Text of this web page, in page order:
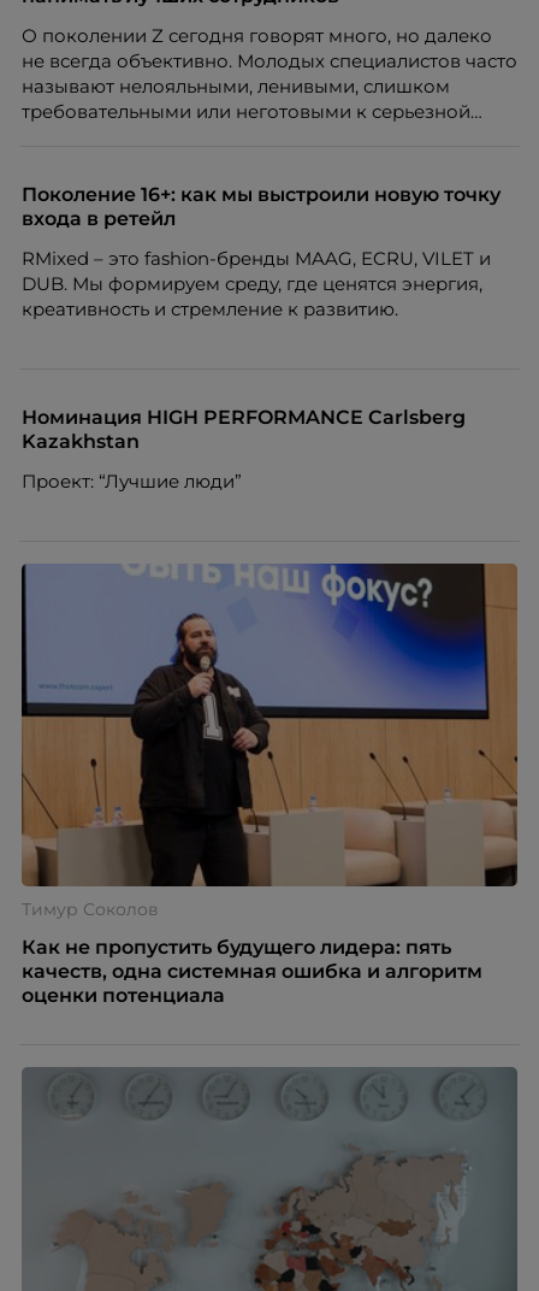
People Analytics, приглашённый лектор НИУ ВШЭ и
МИФИ, автор книги «Дао женской карьеры».
О поколении Z сегодня говорят много, но далеко
не всегда объективно. Молодых специалистов часто
называют нелояльными, ленивыми, слишком
требовательными или неготовыми к серьезной
кадровых ошибок. В этой статье Марина Ускова,
руководитель отдела подбора персонала
распространенные мифы о зумерах и объясняет,
почему устаревшие представления мешают
бизнесу находить и удерживать сильных
Поколение 16+: как мы выстроили новую точку
входа в ретейл
RMixed – это fashion-бренды MAAG, ECRU, VILET и
DUB. Мы формируем среду, где ценятся энергия,
креативность и стремление к развитию.
Номинация HIGH PERFORMANCE Carlsberg
Kazakhstan
Проект: “Лучшие люди”
Тимур Соколов
Как не пропустить будущего лидера: пять
качеств, одна системная ошибка и алгоритм
оценки потенциала